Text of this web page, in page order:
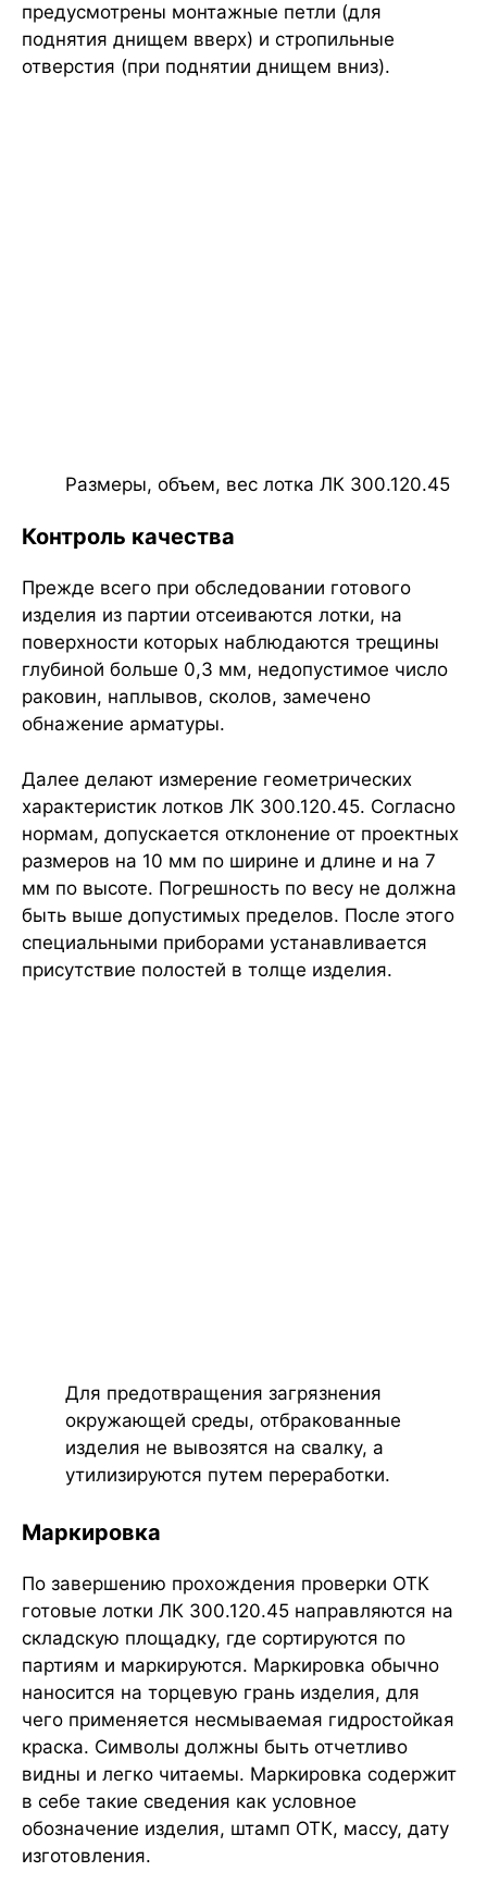
предусмотрены монтажные петли (для
поднятия днищем вверх) и стропильные
отверстия (при поднятии днищем вниз).
Размеры, объем, вес лотка ЛК 300.120.45
Контроль качества
Прежде всего при обследовании готового
изделия из партии отсеиваются лотки, на
поверхности которых наблюдаются трещины
глубиной больше 0,3 мм, недопустимое число
раковин, наплывов, сколов, замечено
обнажение арматуры.
Далее делают измерение геометрических
характеристик лотков ЛК 300.120.45. Согласно
нормам, допускается отклонение от проектных
размеров на 10 мм по ширине и длине и на 7
мм по высоте. Погрешность по весу не должна
быть выше допустимых пределов. После этого
специальными приборами устанавливается
присутствие полостей в толще изделия.
Для предотвращения загрязнения
окружающей среды, отбракованные
изделия не вывозятся на свалку, а
утилизируются путем переработки.
Маркировка
По завершению прохождения проверки ОТК
готовые лотки ЛК 300.120.45 направляются на
складскую площадку, где сортируются по
партиям и маркируются. Маркировка обычно
наносится на торцевую грань изделия, для
чего применяется несмываемая гидростойкая
краска. Символы должны быть отчетливо
видны и легко читаемы. Маркировка содержит
в себе такие сведения как условное
обозначение изделия, штамп ОТК, массу, дату
изготовления.